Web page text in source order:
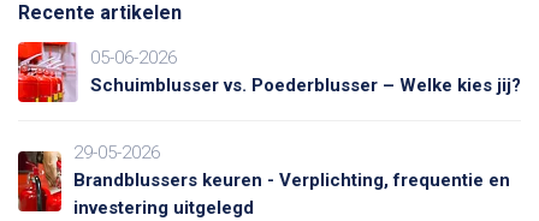
Recente artikelen
05-06-2026
Schuimblusser vs. Poederblusser – Welke kies jij?
29-05-2026
Brandblussers keuren - Verplichting, frequentie en
investering uitgelegd